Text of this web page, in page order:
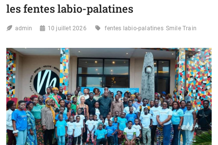
ALMA
SUR
SENSIBILISATION
POUR
CHANGER
LES
COMPORTEMENTS
les fentes labio-palatines
admin 10 juillet 2026 fentes labio-palatines Smile Train